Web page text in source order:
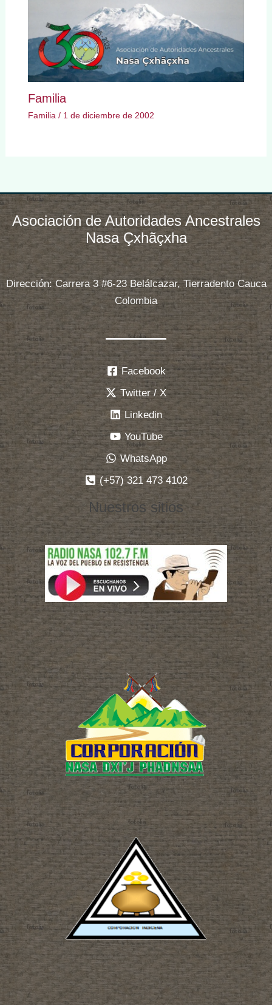
Familia
Familia / 1 de diciembre de 2002
Asociación de Autoridades Ancestrales
Nasa Çxhãçxha
Dirección: Carrera 3 #6-23 Belálcazar, Tierradento Cauca
Colombia
Facebook
Twitter / X
Linkedin
YouTube
WhatsApp
(+57) 321 473 4102
Nuestros sitios